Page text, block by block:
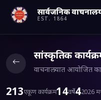
Powered
सार्वजनिक
EST. 1864
सांस्कृतिक
वाचनालयात आयोजित
213एकूण कार्यक्रम14वर्षे42026